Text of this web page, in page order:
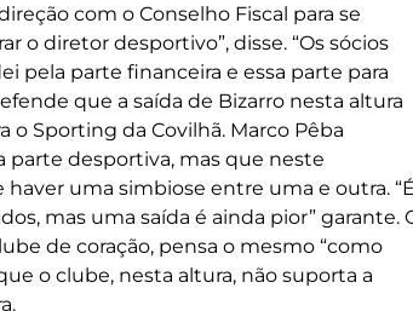
com o Conselho Fiscal para se
o diretor desportivo”, disse. “Os sócios
pela parte financeira e essa parte para
que a saída de Bizarro nesta altura
o Sporting da Covilhã. Marco Pêba
parte desportiva, mas que neste
uma simbiose entre uma e outra. “É
mas uma saída é ainda pior” garante.
de coração, pensa o mesmo “como
o clube, nesta altura, não suporta a